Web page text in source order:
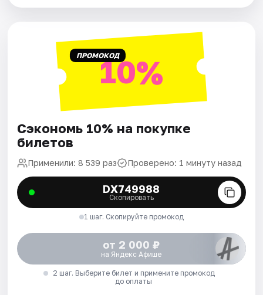
ПРОМОКОД10%
Сэкономь 10% на покупке
билетов
Применили: 8 539 раз Проверено: 1 минуту назад
DX749988
Скопировать
1 шаг. Скопируйте промокод
от 2 000 ₽
на Яндекс Афише
2 шаг. Выберите билет и примените промокод
до оплаты